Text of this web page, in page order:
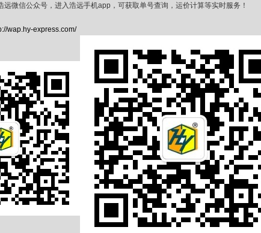
远微信公众号，进入浩远手机app，可获取单号查询，运价计算等实时服务！
wap.hy-express.com/